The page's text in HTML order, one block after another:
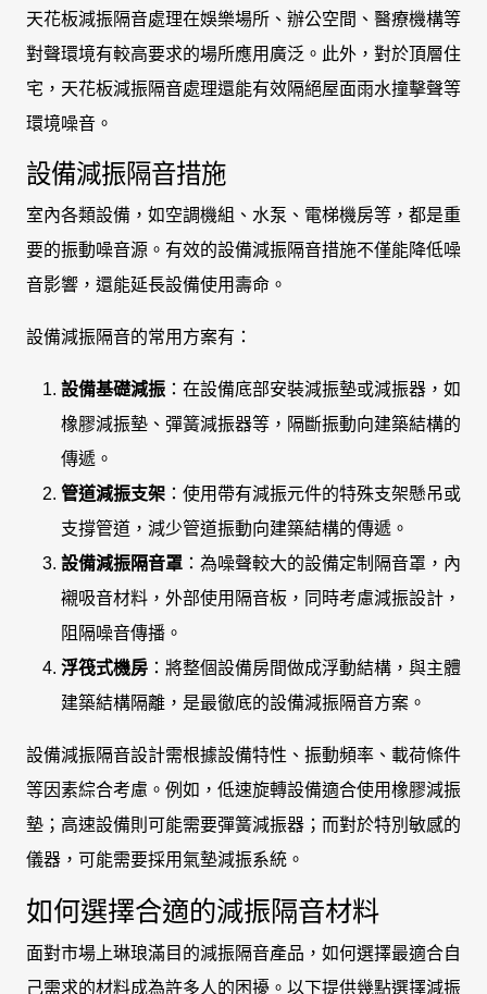
天花板減振隔音處理在娛樂場所、辦公空間、醫療機構等
對聲環境有較高要求的場所應用廣泛。此外，對於頂層住
宅，天花板減振隔音處理還能有效隔絕屋面雨水撞擊聲等
環境噪音。
設備減振隔音措施
室內各類設備，如空調機組、水泵、電梯機房等，都是重
要的振動噪音源。有效的設備減振隔音措施不僅能降低噪
音影響，還能延長設備使用壽命。
設備減振隔音的常用方案有：
設備基礎減振 ：在設備底部安裝減振墊或減振器，如
橡膠減振墊、彈簧減振器等，隔斷振動向建築結構的
傳遞。
管道減振支架 ：使用帶有減振元件的特殊支架懸吊或
支撐管道，減少管道振動向建築結構的傳遞。
設備減振隔音罩 ：為噪聲較大的設備定制隔音罩，內
襯吸音材料，外部使用隔音板，同時考慮減振設計，
阻隔噪音傳播。
浮筏式機房 ：將整個設備房間做成浮動結構，與主體
建築結構隔離，是最徹底的設備減振隔音方案。
設備減振隔音設計需根據設備特性、振動頻率、載荷條件
等因素綜合考慮。例如，低速旋轉設備適合使用橡膠減振
墊；高速設備則可能需要彈簧減振器；而對於特別敏感的
儀器，可能需要採用氣墊減振系統。
如何選擇合適的減振隔音材料
面對市場上琳琅滿目的減振隔音產品，如何選擇最適合自
己需求的材料成為許多人的困擾。以下提供幾點選擇減振